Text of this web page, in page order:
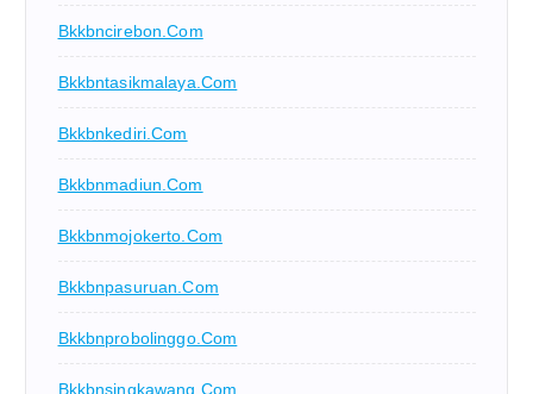
Bkkbncirebon.com
Bkkbntasikmalaya.com
Bkkbnkediri.com
Bkkbnmadiun.com
Bkkbnmojokerto.com
Bkkbnpasuruan.com
Bkkbnprobolinggo.com
Bkkbnsingkawang.com